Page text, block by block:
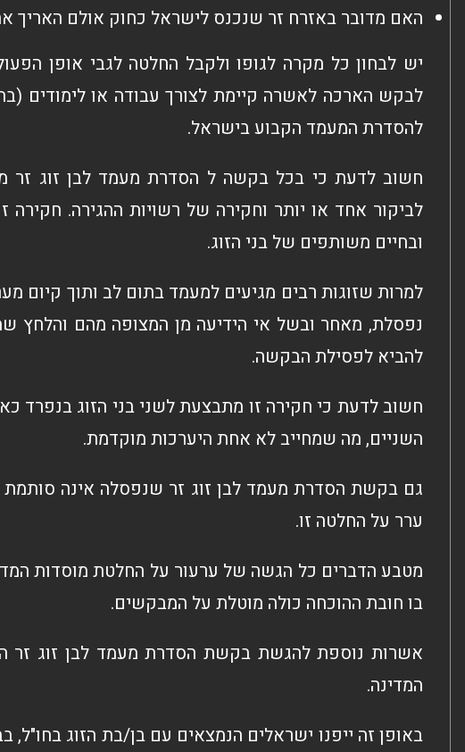
האם מדובר באזרח זר שנכנס לישראל כחוק אולם האריך
יש לבחון כל מקרה לגופו ולקבל החלטה לגבי אופן
לבקש הארכה לאשרה קיימת לצורך עבודה או לימודים
להסדרת המעמד הקבוע בישראל.
חשוב לדעת כי בכל בקשה ל הסדרת מעמד לבן זוג זר
לביקור אחד או יותר וחקירה של רשויות ההגירה.
ובחיים משותפים של בני הזוג.
למרות שזוגות רבים מגיעים למעמד בתום לב ותוך קיום
נפסלת, מאחר ובשל אי הידיעה מן המצופה מהם והלחץ
להביא לפסילת הבקשה.
חשוב לדעת כי חקירה זו מתבצעת לשני בני הזוג
השניים, מה שמחייב לא אחת היערכות מוקדמת.
גם בקשת הסדרת מעמד לבן זוג זר שנפסלה אינה
ערר על החלטה זו.
מטבע הדברים כל הגשה של ערעור על החלטת מוסדות
בו חובת ההוכחה כולה מוטלת על המבקשים.
אשרות נוספת להגשת בקשת הסדרת מעמד לבן זוג זר
המדינה.
באופן זה ייפנו ישראלים הנמצאים עם בן/בת הזוג